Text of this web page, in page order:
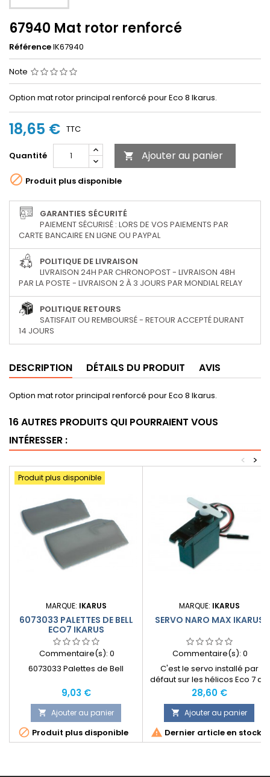
67940 Mat rotor renforcé
RéférenceIK67940
Note
Option mat rotor principal renforcé pour Eco 8 Ikarus.
18,65 € TTC
Quantité  Ajouter au panier
 Produit plus disponible
GARANTIES SÉCURITÉ
PAIEMENT SÉCURISÉ : LORS DE VOS PAIEMENTS PAR
CARTE BANCAIRE EN LIGNE OU PAYPAL
POLITIQUE DE LIVRAISON
LIVRAISON 24H PAR CHRONOPOST - LIVRAISON 48H
PAR LA POSTE - LIVRAISON 2 À 3 JOURS PAR MONDIAL RELAY
POLITIQUE RETOURS
SATISFAIT OU REMBOURSÉ - RETOUR ACCEPTÉ DURANT
14 JOURS
DESCRIPTION DÉTAILS DU PRODUIT AVIS
Option mat rotor principal renforcé pour Eco 8 Ikarus.
16 AUTRES PRODUITS QUI POURRAIENT VOUS
INTÉRESSER :
>
<
Produit plus disponible
MARQUE: IKARUS
6073033 PALETTES DE BELL
ECO7 IKARUS
Commentaire(s): 0
6073033 Palettes de Bell
Prix
9,03 €
 Ajouter au panier
 Produit plus disponible
MARQUE: IKARUS
SERVO NARO MAX IKARUS
Commentaire(s): 0
C'est le servo installé par
défaut sur les hélicos Eco 7 de
la marque Ikarus.
Prix
28,60 €
 Ajouter au panier
 Dernier article en stock